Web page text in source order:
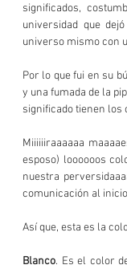
significados,
universidad que
universo mismo con
Por lo que fui en su
y una fumada de la
significado tienen los
Miiiiiiraaaaaa
esposo) loooooos
nuestra
comunicación al
Así que, esta es la
Blanco. Es el color